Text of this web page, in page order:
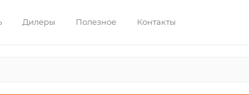
Дилеры Полезное Контакты